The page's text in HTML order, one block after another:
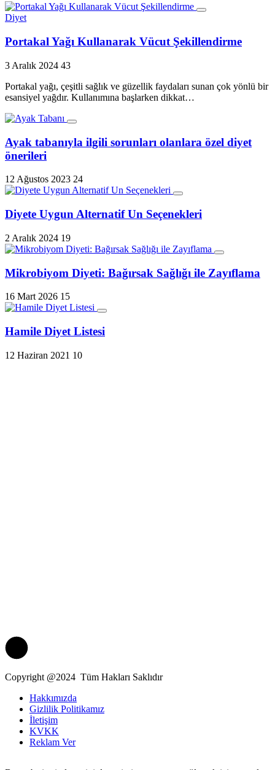
Diyet
Portakal Yağı Kullanarak Vücut Şekillendirme
3 Aralık 2024 43
Portakal yağı, çeşitli sağlık ve güzellik faydaları sunan çok yönlü bir
esansiyel yağdır. Kullanımına başlarken dikkat…
Ayak tabanıyla ilgili sorunları olanlara özel diyet
önerileri
12 Ağustos 2023 24
Diyete Uygun Alternatif Un Seçenekleri
2 Aralık 2024 19
Mikrobiyom Diyeti: Bağırsak Sağlığı ile Zayıflama
16 Mart 2026 15
Hamile Diyet Listesi
12 Haziran 2021 10
Copyright @2024 Tüm Hakları Saklıdır
Hakkımızda
Gizlilik Politikamız
İletişim
KVKK
Reklam Ver